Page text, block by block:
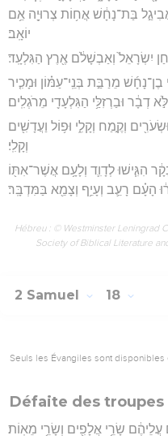
בַּת־נָחָ֔שׁ אֲח֥וֹת צְרוּיָ֖ה אֵ֥ם
יוֹאָֽב׃
יִשְׂרָאֵל֙ וְאַבְשָׁלֹ֔ם אֶ֖רֶץ הַגִּלְעָֽד׃
בֶן־נָחָ֜שׁ מֵרַבַּ֣ת בְּנֵֽי־עַמּ֗וֹן וּמָכִ֤יר
דְבָ֔ר וּבַרְזִלַּ֥י הַגִּלְעָדִ֖י מֵרֹגְלִֽים׃
וְקֶ֣מַח וְקָלִ֑י וּפ֥וֹל וַעֲדָשִׁ֖ים
וְקָלִֽי׃
הִגִּ֧ישׁוּ לְדָוִ֛ד וְלָעָ֥ם אֲשֶׁר־אִתּ֖וֹ
הָעָ֗ם רָעֵ֛ב וְעָיֵ֥ף וְצָמֵ֖א בַּמִּדְבָּֽר׃
Hébreu : © Westminster Leningrad
Society of Biblical Literature
2 Samuel 18
Seuls les Évangiles sont disponibles
Défaite des troupes
שָׂרֵ֥י אֲלָפִ֖ים וְשָׂרֵ֥י מֵאֽוֹת׃